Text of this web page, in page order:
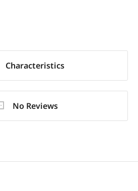
Characteristics
No Reviews